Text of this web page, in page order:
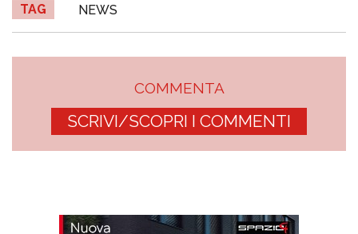
TAG NEWS
COMMENTA
SCRIVI/SCOPRI I COMMENTI